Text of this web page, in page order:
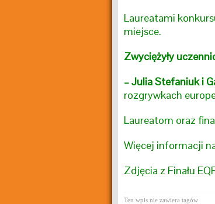
Laureatami
miejsce.
Zwyciężyły
– Julia Stefaniuk i
rozgrywkach
Laureatom oraz
Więcej informacji
Zdjęcia z Finału
Ten wpis nie zawiera tagów